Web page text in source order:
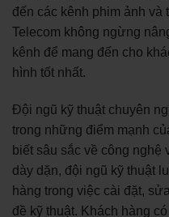
đến các kênh phim ảnh và
Telecom không ngừng
kênh để mang đến cho
hình tốt nhất.
Đội ngũ kỹ thuật chuyên
trong những điểm mạnh
biết sâu sắc về công nghệ
dày dặn, đội ngũ kỹ thuật
hàng trong việc cài đặt,
đề kỹ thuật. Khách hàng